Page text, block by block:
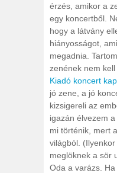
érzés, amikor a
egy koncertből.
hogy a látvány
hiányosságot,
megadnia.
zenének nem kell
Kiadó koncert
jó zene, a jó
kizsigereli az
igazán élvezem
mi történik, mert
világból.
meglöknek a sör
Oda a varázs.